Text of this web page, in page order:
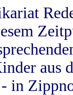
aus
in